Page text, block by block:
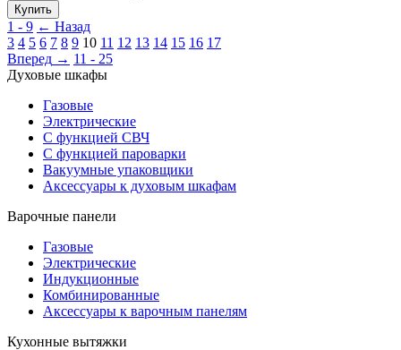
Купить
1 - 9 ← Назад
3 4 5 6 7 8 9 10 11 12 13 14 15 16 17
Вперед → 11 - 25
Духовые шкафы
Газовые
Электрические
С функцией СВЧ
С функцией пароварки
Вакуумные упаковщики
Аксессуары к духовым шкафам
Варочные панели
Газовые
Электрические
Индукционные
Комбинированные
Аксессуары к варочным панелям
Кухонные вытяжки